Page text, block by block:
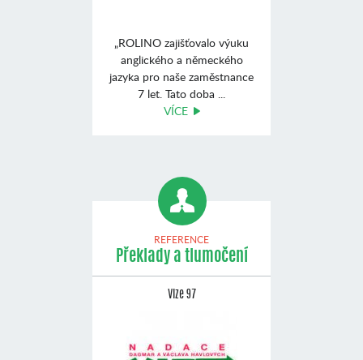
„ROLINO zajišťovalo výuku
anglického a německého
jazyka pro naše zaměstnance
7 let. Tato doba ...
VÍCE
REFERENCE
Překlady a tlumočení
Vize 97